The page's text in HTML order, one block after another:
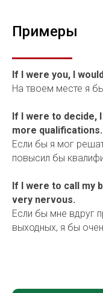
Примеры
If I were you, I
На твоем месте я
If I were to decide,
more qualifications.
Если бы я мог
повысил бы
If I were to call my
very nervous.
Если бы мне вдруг
выходных, я бы